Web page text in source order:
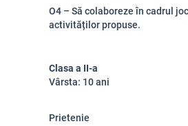
O4 – Să colaboreze în cadrul
activităților propuse.
Clasa a II-a
Vârsta: 10 ani
Prietenie